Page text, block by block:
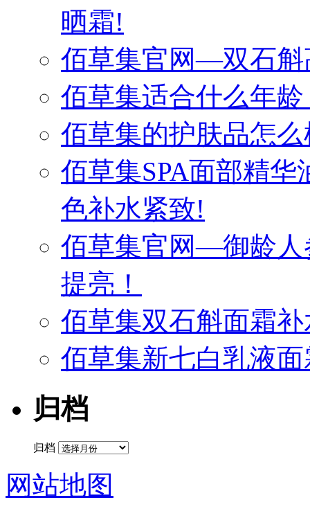
晒霜!
佰草集官网—双石斛
佰草集适合什么年龄
佰草集的护肤品怎
佰草集SPA面部精
色补水紧致!
佰草集官网—御龄人
提亮！
佰草集双石斛面霜
佰草集新七白乳液
归档
归档
网站地图